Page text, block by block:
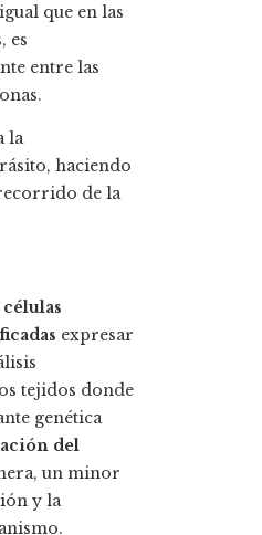
que en las
es
entre las
la
haciendo
de la
células
expresar
tejidos donde
genética
del
un minor
y la